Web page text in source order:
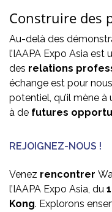
Construire des
Au-delà des
l’IAAPA Expo Asia
des relations
échange est pour
potentiel, qu’il mène
à de futures
REJOIGNEZ-NOUS !
Venez rencontrer
l’IAAPA Expo Asia, du
Kong. Explorons